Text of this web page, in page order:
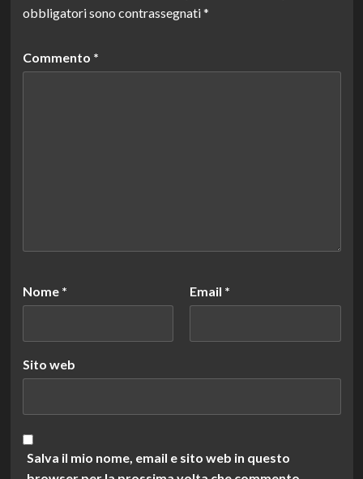
obbligatori sono contrassegnati*
Commento *
Nome * Email *
Sito web
Salva il mio nome, email e sito web in questo